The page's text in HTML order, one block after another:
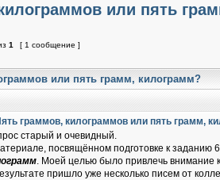
или пять
1
[ 1 сообщение ]
или пять грамм, килограмм?
граммов, килограммов или пять грамм,
старый и очевидный.
посвящённом подготовке к заданию
. Моей целью было привлечь внимание
пришло уже несколько писем от